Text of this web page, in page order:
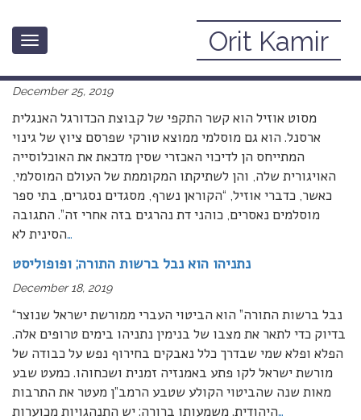
Toggle
Orit Kamir
לסין יש מה ללמוד מאיתנו: איך לגרום לעולם לא לבקר
December 25, 2019
מסוט אוזיל הוא קשר התקפי של קבוצת הכדורגל האנגלית
ארסנל. הוא גם מוסלמי ממוצא טורקי שפרסם ציוץ של גינוי
המתייחס הן לדיכוי האכזרי שסין מדכאת את האוכלוסייה
האויגורית שלה, והן לשתיקתו המקוממת של העולם המוסלמי,
כאשר, כדברי אוזיל, “הקוראן נשרף, מסגדים נסגרים, בתי ספר
מוסלמים נאסרים, כוהני דת נהרגים בזה אחרי זה”. התגובה
הסינית לא…
נתניהו הוא נבל ברשות התורה; ופופוליסט
December 18, 2019
“נבל ברשות התורה” הוא הביטוי העברי ממורשת ישראל שנוצר
בדיוק כדי לתאר את מצבו של בנימין נתניהו בימים טרופים אלה.
הפלא ופלא שמי שבדרך כלל נאבקים בחירוף נפש על כבודה של
מורשת ישראל לקו פתע באמנזיה זמנית ושכחוהו. כמעט שבע
מאות שנה שהביטוי הקולע שטבע הרמב”ן מעטר את התרבות
היהודית. משמעותו ברורה: יש התנהגויות מכוערות…